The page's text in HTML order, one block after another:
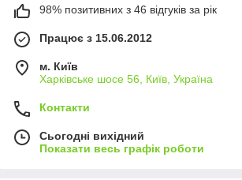
98% позитивних з 46 відгуків за рік
Працює з 15.06.2012
м. Київ
Харківське шосе 56, Київ, Україна
Контакти
Сьогодні вихідний
Показати весь графік роботи